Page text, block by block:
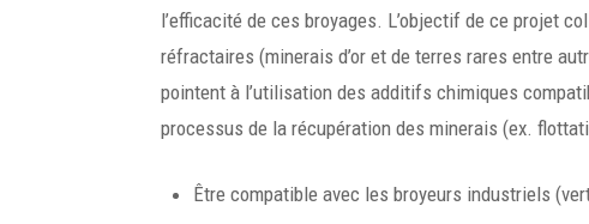
l’efficacité de ces broyages. L’objectif de ce projet
réfractaires (minerais d’or et de terres rares entre
pointent à l’utilisation des additifs chimiques
processus de la récupération des minerais (ex.
Être compatible avec les broyeurs industriels